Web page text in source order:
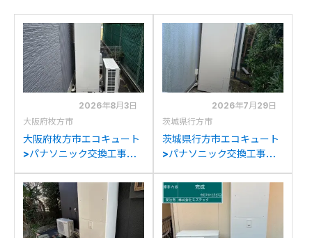
2026年8月3日
大阪府枚方市
大阪府枚方市エコキュート
>パナソニック交換工事施
K46AQからパナソニック
HE-S46LQSへの交換
2026年7月29日
茨城県行方市
茨城県行方市エコキュート
>パナソニック交換工事施
K37BQからパナソニック
HE-S46LQSへの交換